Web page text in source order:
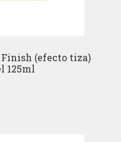
(efecto tiza)
125ml